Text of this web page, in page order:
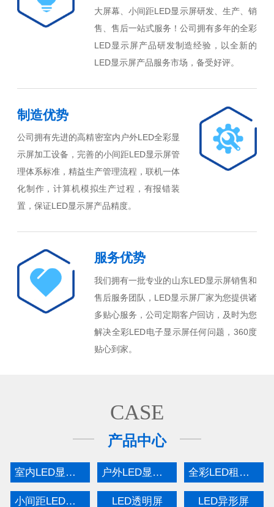
大屏幕、小间距LED显示屏研发、生产、销
售、售后一站式服务！公司拥有多年的全彩
LED显示屏产品研发制造经验，以全新的
LED显示屏产品服务市场，备受好评。
制造优势
公司拥有先进的高精密室内户外LED全彩显
示屏加工设备，完善的小间距LED显示屏管
理体系标准，精益生产管理流程，联机一体
化制作，计算机模拟生产过程，有报错装
置，保证LED显示屏产品精度。
服务优势
我们拥有一批专业的山东LED显示屏销售和
售后服务团队，LED显示屏厂家为您提供诸
多贴心服务，公司定期客户回访，及时为您
解决全彩LED电子显示屏任何问题，360度
贴心到家。
CASE
产品中心
室内LED显示屏 户外LED显示屏 全彩LED租赁屏
小间距LED显示屏 LED透明屏 LED异形屏